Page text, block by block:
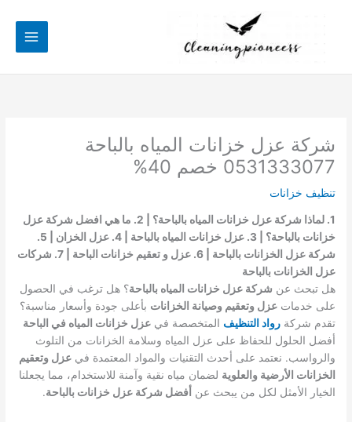
شركة عزل خزانات المياه بالباحة
0531333077 خصم 40%
تنظيف خزانات
1. لماذا شركة عزل خزانات المياه بالباحة؟ | 2. ما هي افضل شركة عزل
خزانات بالباحة؟ | 3. عزل خزانات المياه بالباحة | 4. عزل الخزان | 5.
شركة عزل الخزانات بالباحة | 6. عزل و تعقيم خزانات الباحة | 7. شركات
عزل الخزانات بالباحة
هل تبحث عن شركة عزل خزانات المياه بالباحة؟ هل ترغب في الحصول
على خدماتعزل وتعقيم وصيانة الخزانات بأعلى جودة وأسعار مناسبة؟
تقدم شركةرواد التنظيف المتخصصة فيعزل خزانات المياه في الباحة
أفضل الحلول للحفاظ على عزل المياه وسلامة الخزانات من التلوث
والرواسب. نعتمد على أحدث التقنيات والمواد المعتمدة فيعزل وتعقيم
الخزانات الأرضية والعلوية لضمان مياه نقية وآمنة للاستخدام، مما يجعلنا
الخيار الأمثل لكل من يبحث عن أفضل شركة عزل خزانات بالباحة.